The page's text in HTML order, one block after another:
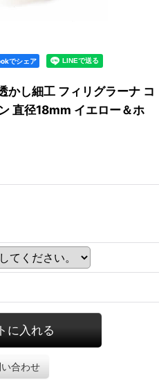
でシェア
かし細工 フィリグラーナ コ
直径18mm イエロー＆ホ
に入れる
合わせ